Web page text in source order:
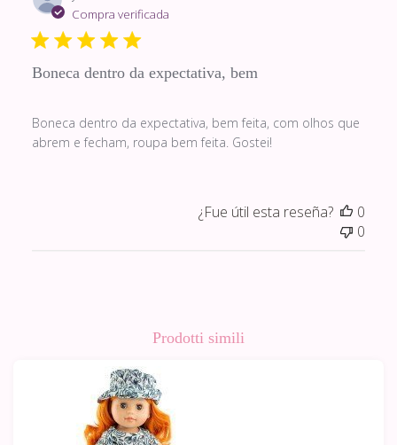
Compra verificada
Boneca dentro da expectativa, bem
Boneca dentro da expectativa, bem feita, com olhos que
abrem e fecham, roupa bem feita. Gostei!
¿Fue útil esta reseña?
0
0
Prodotti simili